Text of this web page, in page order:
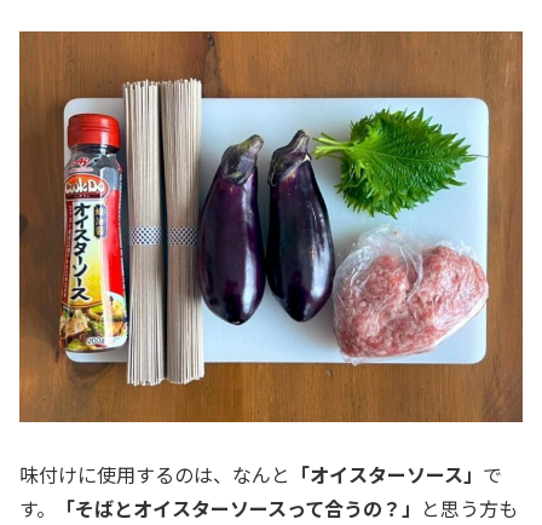
味付けに使用するのは、なんと 「オイスターソース」 で
す。
「そばとオイスターソースって合うの？」 と思う方も